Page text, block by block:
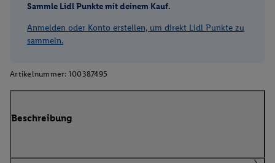
Sammle Lidl Punkte mit deinem Kauf.
Anmelden oder Konto erstellen, um direkt Lidl Punkte zu
sammeln.
Artikelnummer: 100387495
Beschreibung